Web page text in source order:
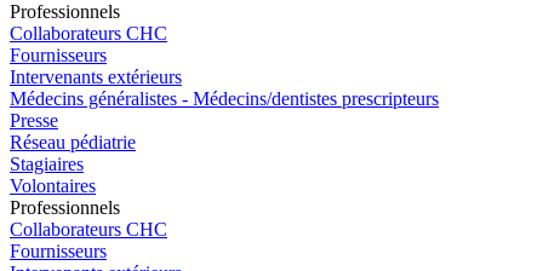
Professionnels
Collaborateurs CHC
Fournisseurs
Intervenants extérieurs
Médecins généralistes - Médecins/dentistes prescripteurs
Presse
Réseau pédiatrie
Stagiaires
Volontaires
Professionnels
Collaborateurs CHC
Fournisseurs